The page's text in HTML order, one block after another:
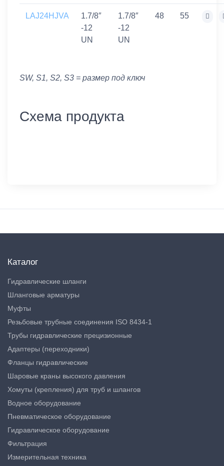
LAJ24HJVA
1.7/8″
-12
UN
1.7/8″
-12
UN
48 55
SW, S1, S2, S3 = размер под ключ
Схема продукта
Каталог
Гидравлические шланги
Шланговые арматуры
Муфты
Резьбовые трубные соединения ISO 8434-1
Трубы гидравлические прецизионные
Адаптеры (переходники)
Фланцы гидравлические
Шаровые краны высокого давления
Хомуты (крепления) для труб и шлангов
Водное оборудование
Пневматическое оборудование
Гидравлическое оборудование
Фильтрация
Измерительная техника